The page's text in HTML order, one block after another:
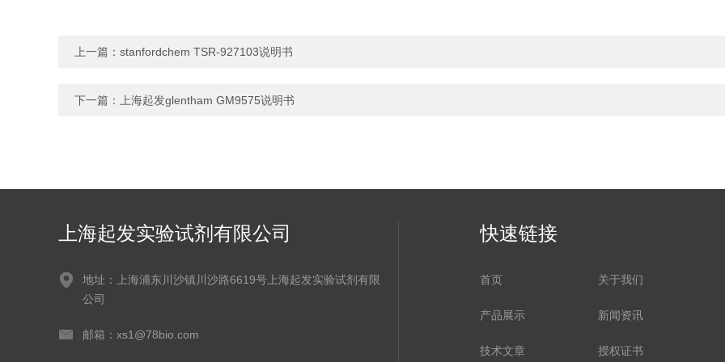
上一篇： stanfordchem TSR-927103说明书
下一篇： 上海起发glentham GM9575说明书
上海起发实验试剂有限公司
地址：上海浦东川沙镇川沙路6619号上海起发实验试剂有限
公司
邮箱：xs1@78bio.com
快速链接
首页 关于我们
产品展示 新闻资讯
技术文章 授权证书